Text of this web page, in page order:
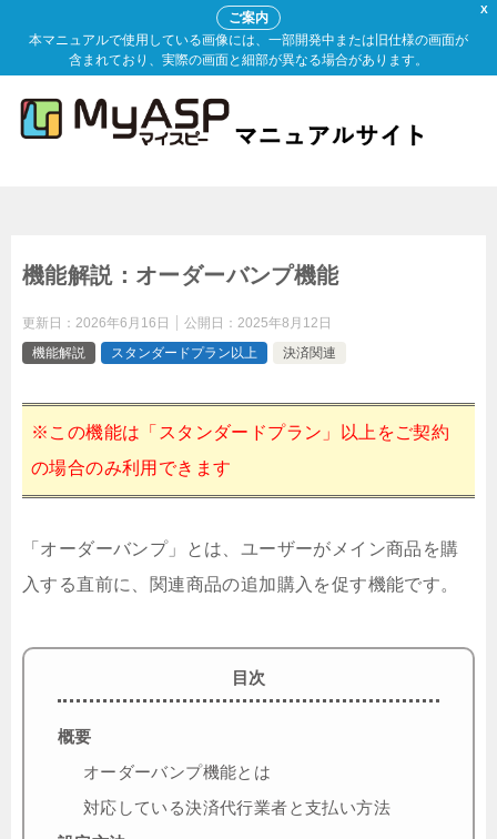
X
ご案内
本マニュアルで使用している画像には、一部開発中または旧仕様の画面が
含まれており、実際の画面と細部が異なる場合があります。
機能解説：オーダーバンプ機能
更新日： 2026年6月16日 公開日： 2025年8月12日
機能解説
スタンダードプラン以上 決済関連
※この機能は「スタンダードプラン」以上をご契約
の場合のみ利用できます
「オーダーバンプ」とは、ユーザーがメイン商品を購
入する直前に、関連商品の追加購入を促す機能です。
目次
概要
オーダーバンプ機能とは
対応している決済代行業者と支払い方法